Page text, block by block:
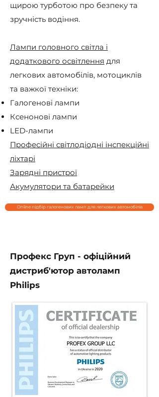
щирою турботою про безпеку та
зручність водіння.
Лампи головного світла і
додаткового освітлення для
легкових автомобілів, мотоциклів
та важкої техніки:
Галогенові лампи
Ксенонові лампи
LED-лампи
Професійні світлодіодні інспекційні
ліхтарі
Зарядні пристрої
Акумулятори та батарейки
Online підбір галогенових ламп для легкових автомобілів
Профекс Груп - офіційний
дистриб'ютор автоламп
Philips